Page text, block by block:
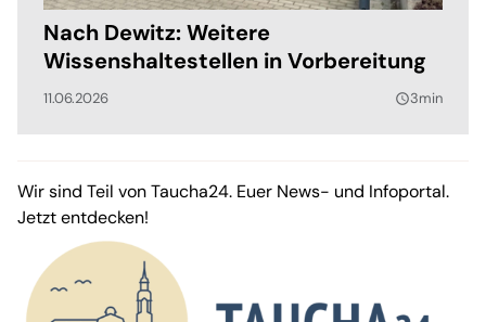
Nach Dewitz: Weitere
Wissenshaltestellen in Vorbereitung
11.06.2026 query_builder3min
Wir sind Teil von Taucha24. Euer News- und Infoportal.
Jetzt entdecken!